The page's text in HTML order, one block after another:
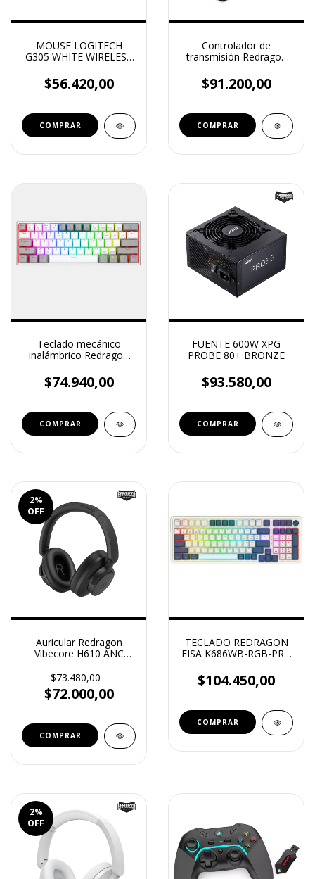
MOUSE LOGITECH
G305 WHITE WIRELESS
$56.420,00
Controlador de
transmisión Redragon
Deck
$91.200,00
Teclado mecánico
inalámbrico Redragon
(White/Gray) – Red
Switch, layout español
$74.940,00
FUENTE 600W XPG
PROBE 80+ BRONZE
$93.580,00
2%
OFF
Auricular Redragon
Vibecore H610 ANC
$73.480,00
$72.000,00
TECLADO REDRAGON
EISA K686WB-RGB-PRO
$104.450,00
2%
OFF